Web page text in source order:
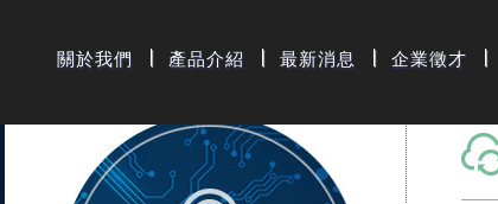
關於我們 產品介紹 最新消息 企業徵才